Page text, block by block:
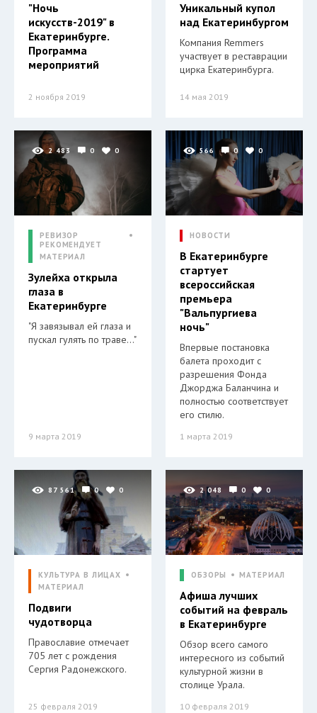
"Ночь
искусств-2019" в
Екатеринбурге.
Программа
мероприятий
2 ноября 2019
Уникальный купол
над Екатеринбургом
Компания Remmers
участвует в реставрации
цирка Екатеринбурга.
14 мая 2019
2 483 0 0
РЕВИЗОР
РЕКОМЕНДУЕТ
МАТЕРИАЛ
Зулейха открыла
глаза в
Екатеринбурге
"Я завязывал ей глаза и
пускал гулять по траве…"
9 марта 2019
566 0 0
НОВОСТИ
В Екатеринбурге
стартует
всероссийская
премьера
"Вальпургиева
ночь"
Впервые постановка
балета проходит с
разрешения Фонда
Джорджа Баланчина и
полностью соответствует
его стилю.
1 марта 2019
87 561 0 0
КУЛЬТУРА В ЛИЦАХ
МАТЕРИАЛ
Подвиги
чудотворца
Православие отмечает
705 лет с рождения
Сергия Радонежского.
25 февраля 2019
2 048 0 0
ОБЗОРЫ МАТЕРИАЛ
Афиша лучших
событий на февраль
в Екатеринбурге
Обзор всего самого
интересного из событий
культурной жизни в
столице Урала.
10 февраля 2019